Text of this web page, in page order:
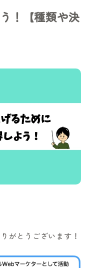
！【種類や決
がとうございます！